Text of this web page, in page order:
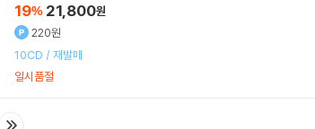
19% 21,800원
220원
10CD / 재발매
일시품절